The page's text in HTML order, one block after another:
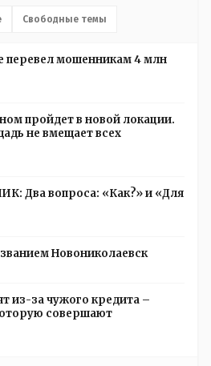
Свободные темы
перевел мошенникам 4 млн
пройдет в новой локации.
не вмещает всех
Два вопроса: «Как?» и «Для
Новониколаевск
из-за чужого кредита –
совершают